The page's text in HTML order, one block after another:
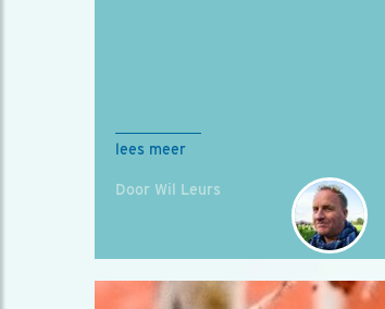
lees meer
Door Wil Leurs